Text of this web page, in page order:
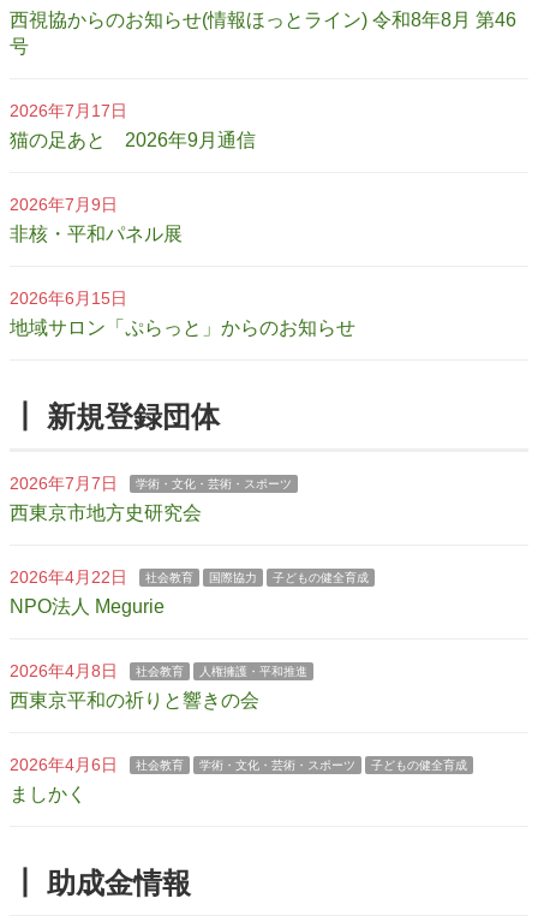
西視協からのお知らせ(情報ほっとライン) 令和8年8月 第46
号
2026年7月17日
猫の足あと 2026年9月通信
2026年7月9日
非核・平和パネル展
2026年6月15日
地域サロン「ぷらっと」からのお知らせ
┃ 新規登録団体
2026年7月7日 学術・文化・芸術・スポーツ
西東京市地方史研究会
2026年4月22日 社会教育 国際協力 子どもの健全育成
NPO法人 Megurie
2026年4月8日 社会教育 人権擁護・平和推進
西東京平和の祈りと響きの会
2026年4月6日 社会教育 学術・文化・芸術・スポーツ 子どもの健全育成
ましかく
┃ 助成金情報